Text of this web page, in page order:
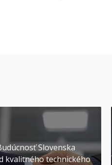
Slovenska
kvalitného technického